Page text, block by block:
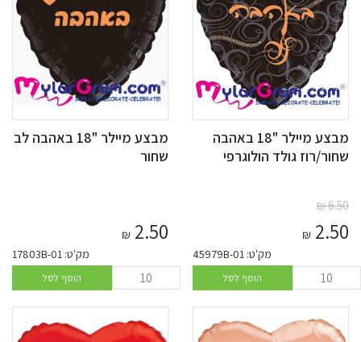
מבצע מיילר "18 באהבה
שחור/רוז גולד הולוגרפי
6.50
₪
2.50
₪
מק'ט: 45979B-01
הוסף לסל
מבצע מיילר "18 באהבה לב
שחור
2.50
₪
מק'ט: 17803B-01
הוסף לסל